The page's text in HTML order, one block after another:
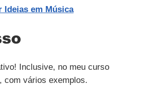
Ideias em Música
Inclusive, no meu curso
com vários exemplos.